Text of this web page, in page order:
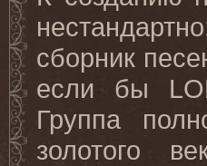
сборник
если бы
Группа
золотого